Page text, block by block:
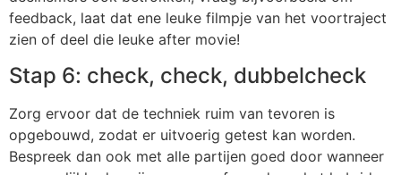
feedback, laat dat ene leuke filmpje van het voortraject
zien of deel die leuke after movie!
Stap 6: check, check, dubbelcheck
Zorg ervoor dat de techniek ruim van tevoren is
opgebouwd, zodat er uitvoerig getest kan worden.
Bespreek dan ook met alle partijen goed door wanneer